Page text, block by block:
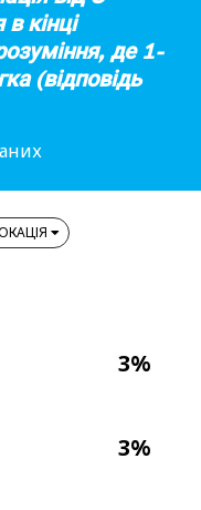
кінці
де 1-
(відповідь
3%
3%